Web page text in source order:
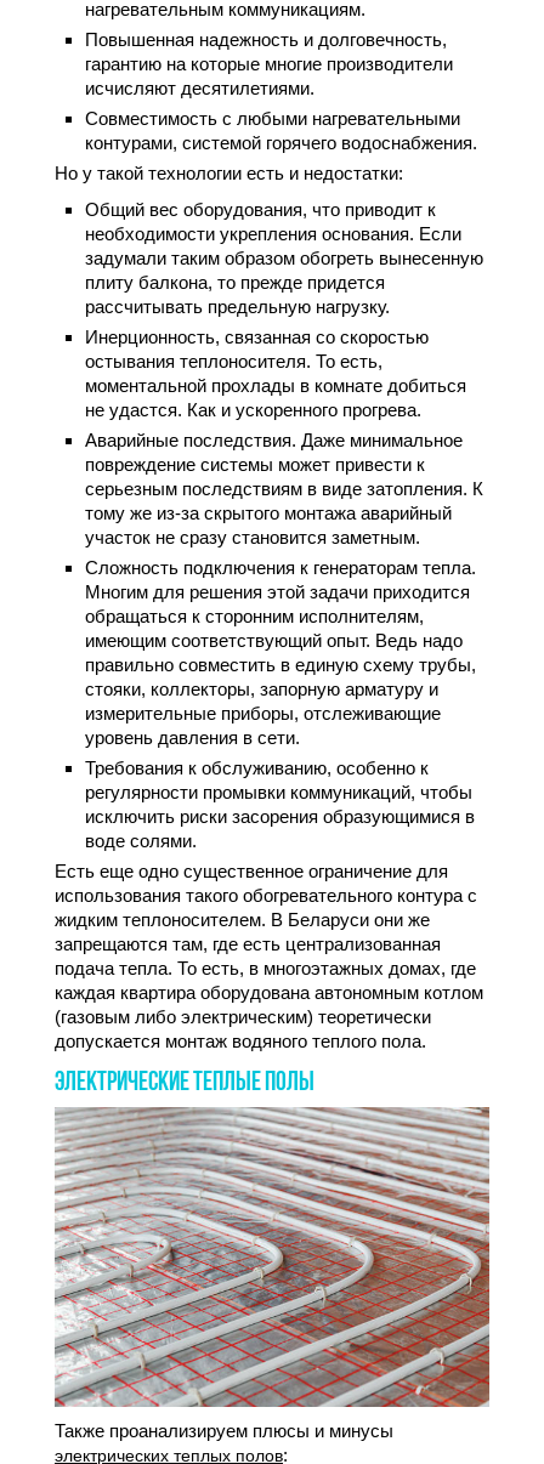
нагревательным коммуникациям.
Повышенная надежность и долговечность,
гарантию на которые многие производители
исчисляют десятилетиями.
Совместимость с любыми нагревательными
контурами, системой горячего водоснабжения.
Но у такой технологии есть и недостатки:
Общий вес оборудования, что приводит к
необходимости укрепления основания. Если
задумали таким образом обогреть вынесенную
плиту балкона, то прежде придется
рассчитывать предельную нагрузку.
Инерционность, связанная со скоростью
остывания теплоносителя. То есть,
моментальной прохлады в комнате добиться
не удастся. Как и ускоренного прогрева.
Аварийные последствия. Даже минимальное
повреждение системы может привести к
серьезным последствиям в виде затопления. К
тому же из-за скрытого монтажа аварийный
участок не сразу становится заметным.
Сложность подключения к генераторам тепла.
Многим для решения этой задачи приходится
обращаться к сторонним исполнителям,
имеющим соответствующий опыт. Ведь надо
правильно совместить в единую схему трубы,
стояки, коллекторы, запорную арматуру и
измерительные приборы, отслеживающие
уровень давления в сети.
Требования к обслуживанию, особенно к
регулярности промывки коммуникаций, чтобы
исключить риски засорения образующимися в
воде солями.
Есть еще одно существенное ограничение для
использования такого обогревательного контура с
жидким теплоносителем. В Беларуси они же
запрещаются там, где есть централизованная
подача тепла. То есть, в многоэтажных домах, где
каждая квартира оборудована автономным котлом
(газовым либо электрическим) теоретически
допускается монтаж водяного теплого пола.
ЭЛЕКТРИЧЕСКИЕ ТЕПЛЫЕ ПОЛЫ
Также проанализируем плюсы и минусы
электрических теплых полов: